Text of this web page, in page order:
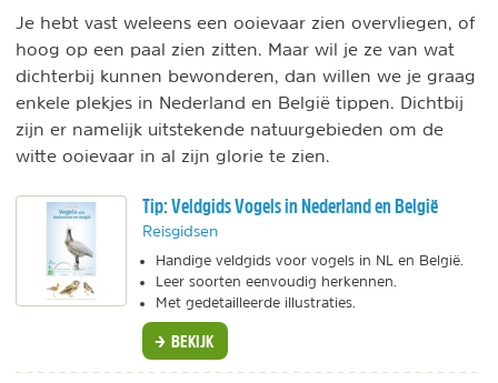
Je hebt vast weleens een ooievaar zien overvliegen, of
hoog op een paal zien zitten. Maar wil je ze van wat
dichterbij kunnen bewonderen, dan willen we je graag
enkele plekjes in Nederland en België tippen. Dichtbij
zijn er namelijk uitstekende natuurgebieden om de
witte ooievaar in al zijn glorie te zien.
Tip: Veldgids Vogels in Nederland en België
Reisgidsen
Handige veldgids voor vogels in NL en België.
Leer soorten eenvoudig herkennen.
Met gedetailleerde illustraties.
BEKIJK